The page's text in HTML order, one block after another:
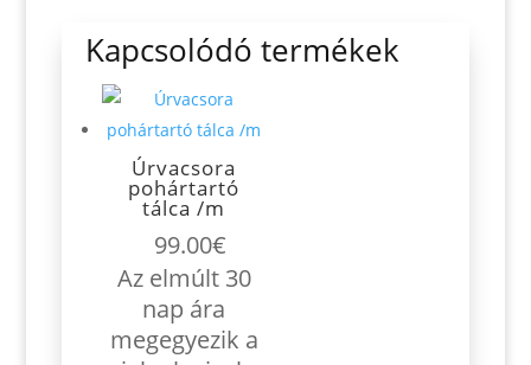
Kapcsolódó termékek
Úrvacsora
pohártartó
tálca /m
99.00€
Az elmúlt 30
nap ára
megegyezik a